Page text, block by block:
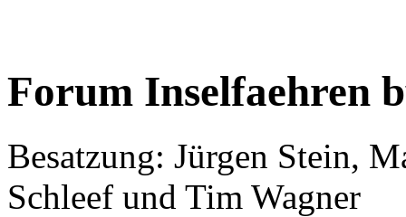
Forum Inselfaehren
Besatzung: Jürgen Stein,
Schleef und Tim Wagner